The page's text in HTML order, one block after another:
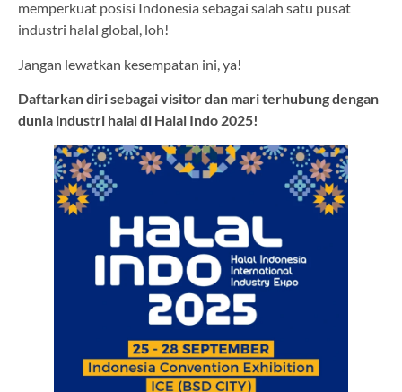
memperkuat posisi Indonesia sebagai salah satu pusat
industri halal global, loh!
Jangan lewatkan kesempatan ini, ya!
Daftarkan diri sebagai visitor dan mari terhubung dengan
dunia industri halal di Halal Indo 2025!